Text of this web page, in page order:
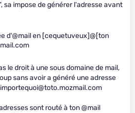
impose de générer l'adresse avant
d'@mail en [cequetuveux]@[ton
le droit à une sous domaine de mail,
sans avoir a généré une adresse
sont routé à ton @mail